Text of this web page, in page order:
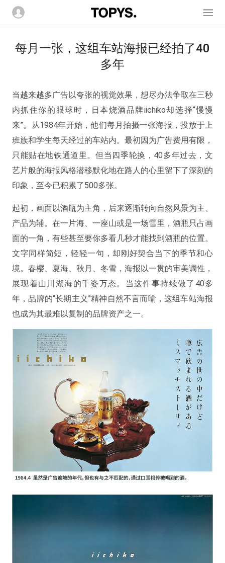
每月一张，这组车站海报已经拍了40
多年
当越来越多广告以夸张的视觉效果，想尽办法争取在三秒
内抓住你的眼球时，日本烧酒品牌iichiko却选择“慢慢
来”。从1984年开始，他们每月拍摄一张海报，投放于上
班族和学生每天经过的车站内。最初因为广告费用有限，
只能贴在地铁通道里。但当四季轮换，40多年过去，文
艺片般的海报风格潜移默化地在路人的心里留下了深刻的
印象，至今已积累了500多张。
起初，画面以酒瓶为主角，后来逐渐转向自然风景为主、
产品为辅。在一片海、一座山或是一场雪里，酒瓶只占画
面的一角，有些甚至要你多看几秒才能找到酒瓶的位置。
文字同样简短，轻轻一句，却刚好契合当下的季节和心
境。春樱、夏海、秋月、冬雪，海报以一贯的审美调性，
展现着山川湖海的千姿万态。当这件事持续做了40多
年，品牌的“长期主义”精神自然不言而喻，这组车站海报
也成为其最难以复制的品牌资产之一。